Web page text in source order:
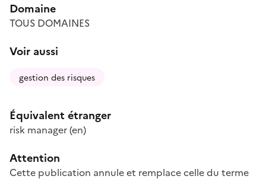
Domaine
TOUS DOMAINES
Voir aussi
gestion des risques
Équivalent étranger
risk manager(en)
Attention
Cette publication annule et remplace celle du terme